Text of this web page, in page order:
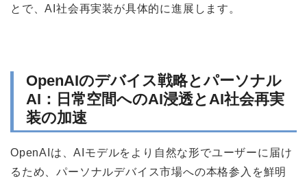
とで、AI社会再実装が具体的に進展します。
OpenAIのデバイス戦略とパーソナル
AI：日常空間へのAI浸透とAI社会再実
装の加速
OpenAIは、AIモデルをより自然な形でユーザーに届け
るため、パーソナルデバイス市場への本格参入を鮮明